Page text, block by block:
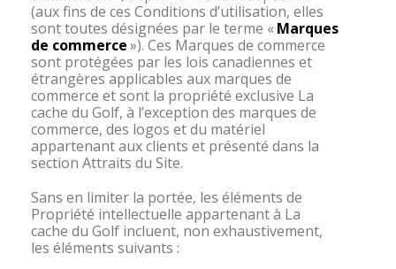
(aux fins de ces Conditions d’utilisation, elles
sont toutes désignées par le terme «Marques
de commerce»). Ces Marques de commerce
sont protégées par les lois canadiennes et
étrangères applicables aux marques de
commerce et sont la propriété exclusive La
cache du Golf, à l’exception des marques de
commerce, des logos et du matériel
appartenant aux clients et présenté dans la
section Attraits du Site.
Sans en limiter la portée, les éléments de
Propriété intellectuelle appartenant à La
cache du Golf incluent, non exhaustivement,
les éléments suivants :